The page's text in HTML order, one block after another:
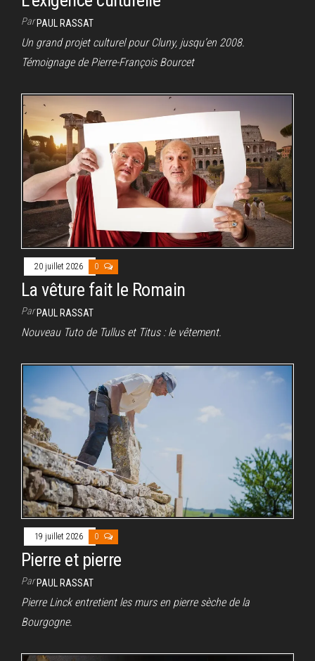
ParPAUL RASSAT
Un grand projet culturel pour Cluny, jusqu’en 2008.
Témoignage de Pierre-François Bourcet
20 juillet 2026 0
La vêture fait le Romain
ParPAUL RASSAT
Nouveau Tuto de Tullus et Titus : le vêtement.
19 juillet 2026 0
Pierre et pierre
ParPAUL RASSAT
Pierre Linck entretient les murs en pierre sèche de la
Bourgogne.